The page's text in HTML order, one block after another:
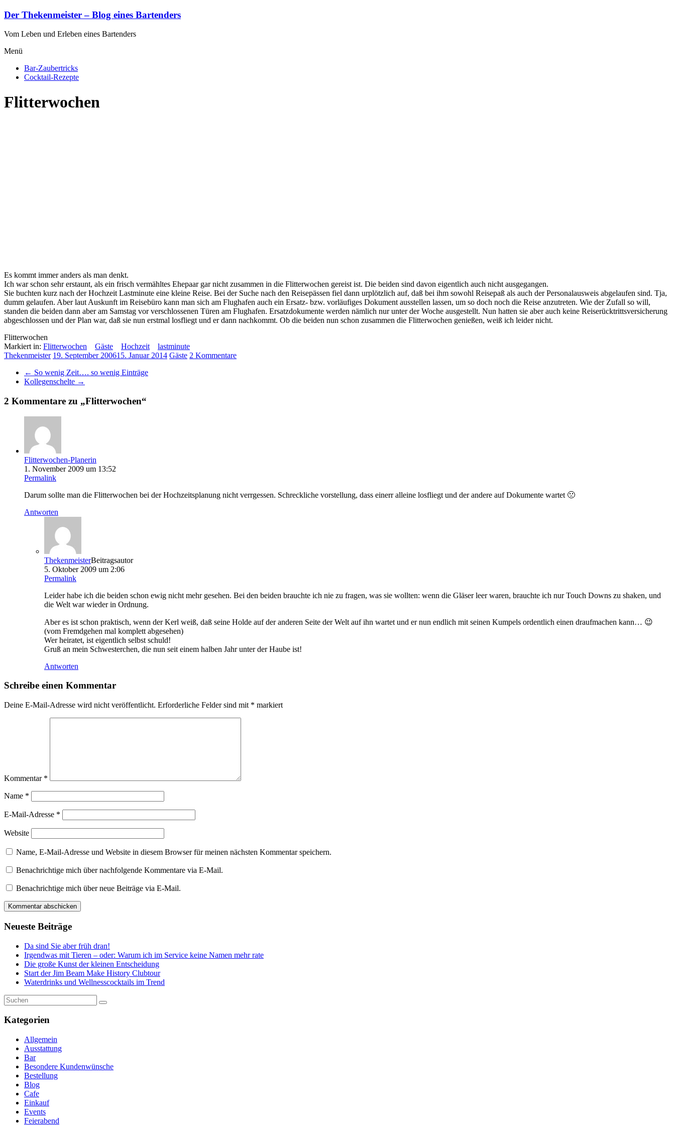
Zum
springen
Der Thekenmeister – Blog eines Bartenders
Vom Leben und Erleben eines Bartenders
Menü
Bar-Zaubertricks
Cocktail-Rezepte
Flitterwochen
Es kommt immer anders als man denkt.
Ich war schon sehr erstaunt, als ein frisch vermähltes Ehepaar gar nicht zusammen in die Flitterwochen gereist ist. Die beiden sind davon eigentlich auch nicht ausgegangen.
Sie buchten kurz nach der Hochzeit Lastminute eine kleine Reise. Bei der Suche nach den Reisepässen fiel dann urplötzlich auf, daß bei ihm sowohl Reisepaß als auch der Personalausweis abgelaufen sind. Tja,
dumm gelaufen. Aber laut Auskunft im Reisebüro kann man sich am Flughafen auch ein Ersatz- bzw. vorläufiges Dokument ausstellen lassen, um so doch noch die Reise anzutreten. Wie der Zufall so will,
standen die beiden dann aber am Samstag vor verschlossenen Türen am Flughafen. Ersatzdokumente werden nämlich nur unter der Woche ausgestellt. Nun hatten sie aber auch keine Reiserücktrittsversicherung
abgeschlossen und der Plan war, daß sie nun erstmal losfliegt und er dann nachkommt. Ob die beiden nun schon zusammen die Flitterwochen genießen, weiß ich leider nicht.
Flitterwochen
Markiert in: Flitterwochen Gäste Hochzeit
lastminute
Thekenmeister 19. September 200615. Januar 2014 Gäste 2 Kommentare
← So wenig Zeit…. so wenig Einträge
Kollegenschelte →
2 Kommentare zu „Flitterwochen“
Flitterwochen-Planerin
1. November 2009 um 13:52
Permalink
Darum sollte man die Flitterwochen bei der Hochzeitsplanung nicht verrgessen. Schreckliche vorstellung, dass einerr alleine losfliegt und der andere auf Dokumente wartet 🙁
Antworten
ThekenmeisterBeitragsautor
5. Oktober 2009 um 2:06
Permalink
Leider habe ich die beiden schon ewig nicht mehr gesehen. Bei den beiden brauchte ich nie zu fragen, was sie wollten: wenn die Gläser leer waren, brauchte ich nur Touch Downs zu shaken, und
die Welt war wieder in Ordnung.
Aber es ist schon praktisch, wenn der Kerl weiß, daß seine Holde auf der anderen Seite der Welt auf ihn wartet und er nun endlich mit seinen Kumpels ordentlich einen draufmachen kann… 😉
(vom Fremdgehen mal komplett abgesehen)
Wer heiratet, ist eigentlich selbst schuld!
Gruß an mein Schwesterchen, die nun seit einem halben Jahr unter der Haube ist!
Antworten
Schreibe einen Kommentar
Deine E-Mail-Adresse wird nicht veröffentlicht. Erforderliche Felder sind mit * markiert
Kommentar *
Name *
E-Mail-Adresse *
Website
Name, E-Mail-Adresse und Website in diesem Browser für meinen nächsten Kommentar speichern.
Benachrichtige mich über nachfolgende Kommentare via E-Mail.
Benachrichtige mich über neue Beiträge via E-Mail.
Neueste Beiträge
Da sind Sie aber früh dran!
Irgendwas mit Tieren – oder: Warum ich im Service keine Namen mehr rate
Die große Kunst der kleinen Entscheidung
Start der Jim Beam Make History Clubtour
Waterdrinks und Wellnesscocktails im Trend
Kategorien
Allgemein
Ausstattung
Bar
Besondere Kundenwünsche
Bestellung
Blog
Cafe
Einkauf
Events
Feierabend